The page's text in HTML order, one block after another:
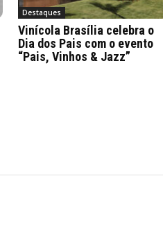
Destaques
Vinícola Brasília celebra o
Dia dos Pais com o evento
“Pais, Vinhos & Jazz”